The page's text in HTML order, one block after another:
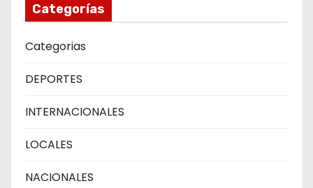
Categorías
Categorias
DEPORTES
INTERNACIONALES
LOCALES
NACIONALES